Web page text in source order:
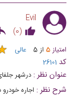
Evil
(
0
)
امتیاز5 از 5 عالی
کد 26101
عنوان نظر : درشهر
شرح نظر : اجاره خودرو